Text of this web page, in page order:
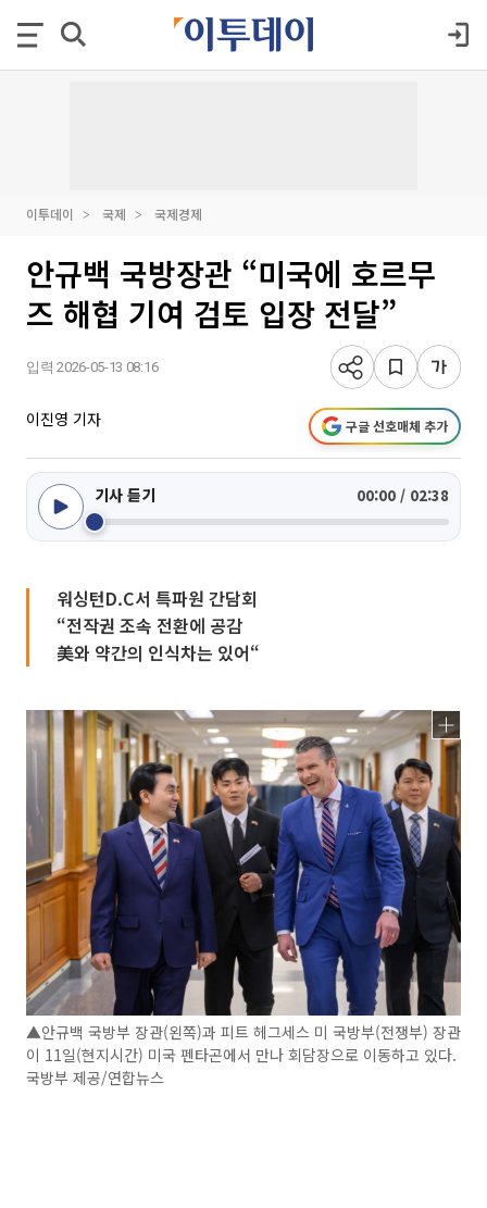
이투데이 국제 국제경제
안규백 국방장관 “미국에 호르무
즈 해협 기여 검토 입장 전달”
입력 2026-05-13 08:16
이진영 기자 구글 선호매체 추가
기사 듣기 00:00 / 02:38
워싱턴D.C서 특파원 간담회
“전작권 조속 전환에 공감
美와 약간의 인식차는 있어“
▲안규백 국방부 장관(왼쪽)과 피트 헤그세스 미 국방부(전쟁부) 장관
이 11일(현지시간) 미국 펜타곤에서 만나 회담장으로 이동하고 있다.
국방부 제공/연합뉴스